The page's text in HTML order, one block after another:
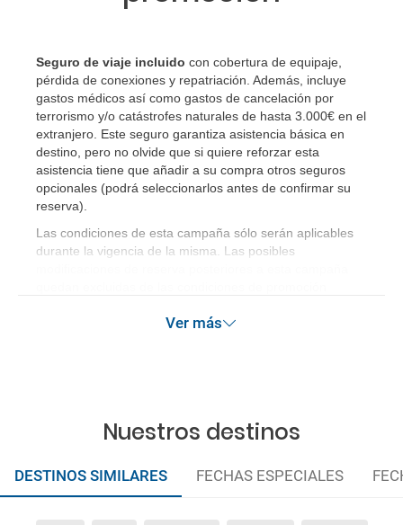
Seguro de viaje incluido con cobertura de equipaje,
pérdida de conexiones y repatriación. Además, incluye
gastos médicos así como gastos de cancelación por
terrorismo y/o catástrofes naturales de hasta 3.000€ en el
extranjero. Este seguro garantiza asistencia básica en
destino, pero no olvide que si quiere reforzar esta
asistencia tiene que añadir a su compra otros seguros
opcionales (podrá seleccionarlos antes de confirmar su
reserva).
Las condiciones de esta campaña sólo serán aplicables
durante la vigencia de la misma. Las posibles
Ver más
Nuestros destinos
DESTINOS SIMILARES FECHAS ESPECIALES